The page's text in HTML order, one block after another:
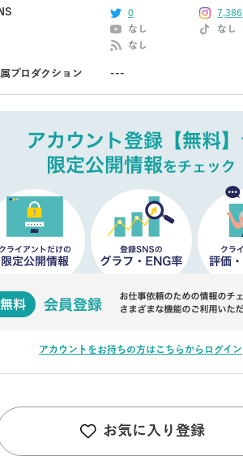
0
7,386
なし
なし
なし
プロダクション ---
アカウントをお持ちの方はこちらからログイン
お気に入り登録